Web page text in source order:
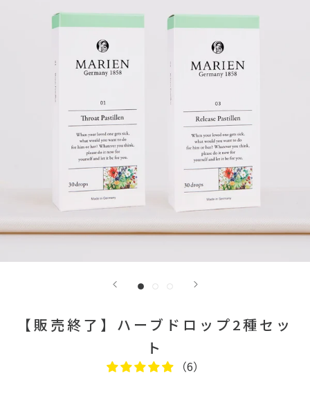
【販売終了】ハーブドロップ2種セッ
ト
（6）